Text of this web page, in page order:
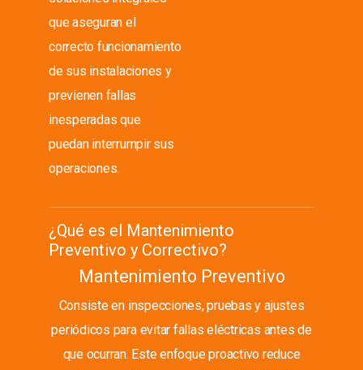
que aseguran el
correcto funcionamiento
de sus instalaciones y
previenen fallas
inesperadas que
puedan interrumpir sus
operaciones.
¿Qué es el Mantenimiento
Preventivo y Correctivo?
Mantenimiento Preventivo
Consiste en inspecciones, pruebas y ajustes
periódicos para evitar fallas eléctricas antes de
que ocurran. Este enfoque proactivo reduce